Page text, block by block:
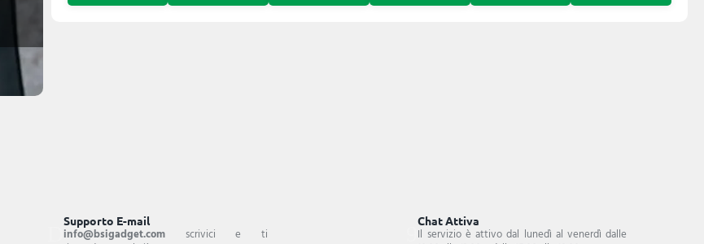
Supporto E-mail
info@bsigadget.comscrivici e ti
Chat Attiva
Il servizio è attivo dal lunedì al venerdì dalle